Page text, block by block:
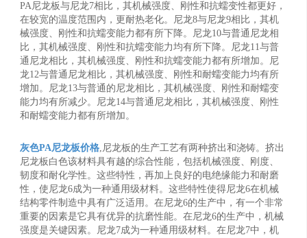
PA尼龙板与尼龙7相比，其机械强度、刚性和抗蠕变性都更好，
在较宽的温度范围内，更耐热老化。尼龙8与尼龙9相比，其机
械强度、刚性和抗蠕变能力都有所下降。尼龙10与普通尼龙相
比，其机械强度、刚性和抗蠕变能力均有所下降。尼龙11与普
通尼龙相比，其机械强度、刚性和抗蠕变能力都有所增加。尼
龙12与普通尼龙相比，其机械强度、刚性和耐蠕变能力均有所
增加。尼龙13与普通的尼龙相比，其机械强度、刚性和耐蠕变
能力均有所减少。尼龙14与普通尼龙相比，其机械强度、刚性
和耐蠕变能力都有所增加。
灰色PA尼龙板价格,尼龙板的生产工艺有两种挤出和浇铸。挤出
尼龙板白色该材料具有越的综合性能，包括机械强度、刚度、
韧度和耐化学性。这些特性，再加上良好的电绝缘能力和耐磨
性，使尼龙6成为一种通用级材料。这些特性使得尼龙6在机械
结构零件制造中具有广泛适用。在尼龙6的生产中，有一个非常
重要的因素是它具有优异的抗磨性能。在尼龙6的生产中，机械
强度是关键因素。尼龙7成为一种通用级材料。在尼龙7中，机